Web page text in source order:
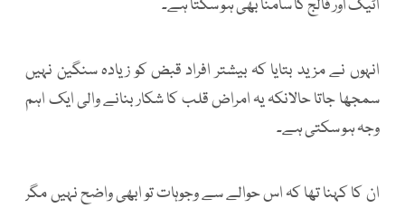
اٹیک اور فالج کا سامنا بھی ہو سکتا ہے۔
انہوں نے مزید بتایا کہ بیشتر افراد قبض کو زیادہ سنگین نہیں
سمجھا جاتا حالانکہ یہ امراض قلب کا شکار بنانے والی ایک اہم
وجہ ہو سکتی ہے۔
ان کا کہنا تھا کہ اس حوالے سے وجوہات تو ابھی واضح نہیں مگر